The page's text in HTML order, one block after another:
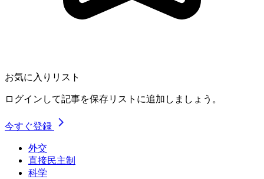
お気に入りリスト
ログインして記事を保存リストに追加しましょう。
今すぐ登録
外交
直接民主制
科学